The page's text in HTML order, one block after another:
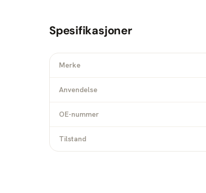
Spesifikasjoner
Merke
Anvendelse
OE-nummer
Tilstand